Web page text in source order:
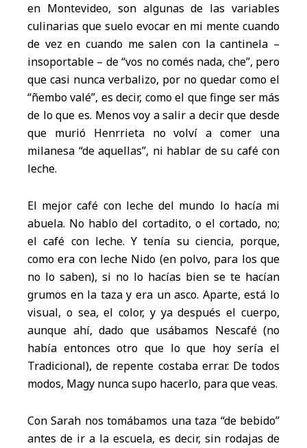
en Montevideo, son algunas de las variables
culinarias que suelo evocar en mi mente cuando
de vez en cuando me salen con la cantinela –
insoportable – de “vos no comés nada, che”, pero
que casi nunca verbalizo, por no quedar como el
“ñembo valé”, es decir, como el que finge ser más
de lo que es. Menos voy a salir a decir que desde
que murió Henrrieta no volví a comer una
milanesa “de aquellas”, ni hablar de su café con
leche.
El mejor café con leche del mundo lo hacía mi
abuela. No hablo del cortadito, o el cortado, no;
el café con leche. Y tenía su ciencia, porque,
como era con leche Nido (en polvo, para los que
no lo saben), si no lo hacías bien se te hacían
grumos en la taza y era un asco. Aparte, está lo
visual, o sea, el color, y ya después el cuerpo,
aunque ahí, dado que usábamos Nescafé (no
había entonces otro que lo que hoy sería el
Tradicional), de repente costaba errar. De todos
modos, Magy nunca supo hacerlo, para que veas.
Con Sarah nos tomábamos una taza “de bebido”
antes de ir a la escuela, es decir, sin rodajas de